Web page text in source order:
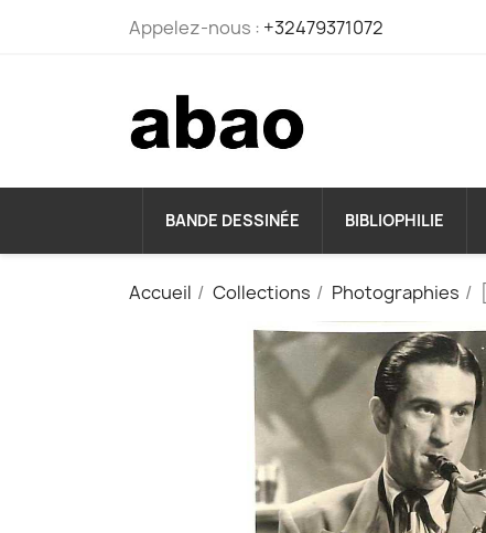
Appelez-nous : +32479371072
BANDE DESSINÉE BIBLIOPHILIE
Accueil Collections Photographies